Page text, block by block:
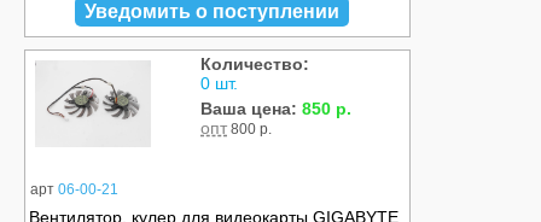
Уведомить о поступлении
арт 06-00-21
Количество:
0 шт.
Ваша цена: 850 р.
опт 800 р.
Вентилятор, кулер для видеокарты GIGABYTE